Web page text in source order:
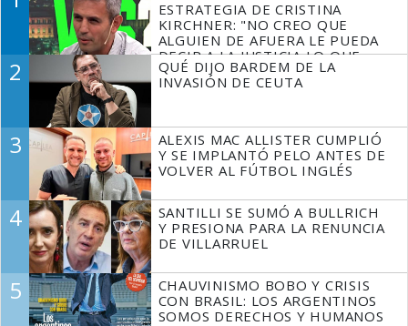
ESTRATEGIA DE CRISTINA
KIRCHNER: "NO CREO QUE
ALGUIEN DE AFUERA LE PUEDA
DECIR A LA JUSTICIA LO QUE
TIENE QUE HACER"
2
QUÉ DIJO BARDEM DE LA
INVASIÓN DE CEUTA
3
ALEXIS MAC ALLISTER CUMPLIÓ
Y SE IMPLANTÓ PELO ANTES DE
VOLVER AL FÚTBOL INGLÉS
4
SANTILLI SE SUMÓ A BULLRICH
Y PRESIONA PARA LA RENUNCIA
DE VILLARRUEL
5
CHAUVINISMO BOBO Y CRISIS
CON BRASIL: LOS ARGENTINOS
SOMOS DERECHOS Y HUMANOS